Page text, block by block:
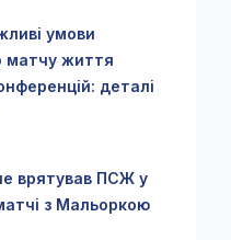
умови
матчу життя
деталі
врятував ПСЖ у
з Мальоркою